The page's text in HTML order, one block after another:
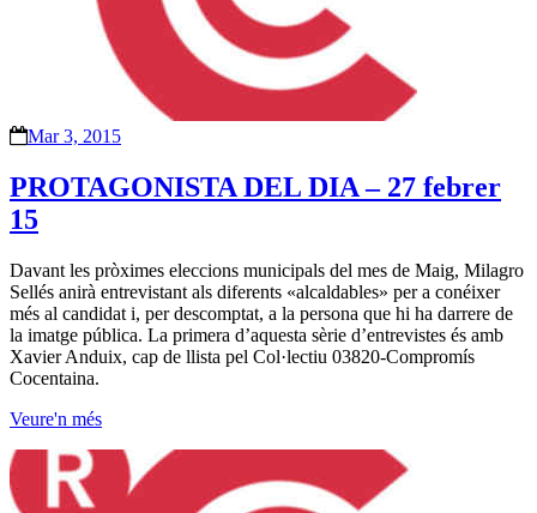
Mar 3, 2015
PROTAGONISTA DEL DIA – 27 febrer
15
Davant les pròximes eleccions municipals del mes de Maig, Milagro
Sellés anirà entrevistant als diferents «alcaldables» per a conéixer
més al candidat i, per descomptat, a la persona que hi ha darrere de
la imatge pública. La primera d’aquesta sèrie d’entrevistes és amb
Xavier Anduix, cap de llista pel Col·lectiu 03820-Compromís
Cocentaina.
Veure'n més